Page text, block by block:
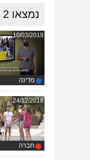
נמצאו 2
10/03/2019
מדינה
24/12/2018
חברה